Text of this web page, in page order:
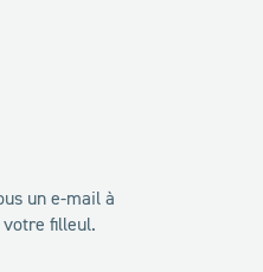
un e-mail à
votre filleul.